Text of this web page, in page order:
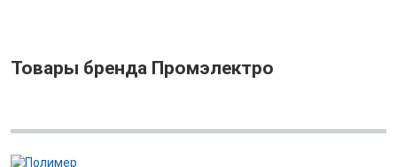
Товары бренда Промэлектро